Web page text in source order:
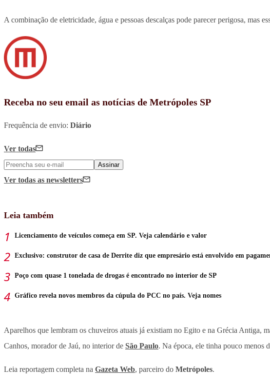
A combinação de eletricidade, água e pessoas descalças pode parecer perigosa, mas
Receba no seu email as notícias de Metrópoles SP
Frequência de envio: Diário
Ver todas
Assinar
Ver todas as newsletters
Leia também
Licenciamento de veículos começa em SP. Veja calendário e valor
Exclusivo: construtor de casa de Derrite diz que empresário está envolvido em
Poço com quase 1 tonelada de drogas é encontrado no interior de SP
Gráfico revela novos membros da cúpula do PCC no país. Veja nomes
Aparelhos que lembram os chuveiros atuais já existiam no Egito e na Grécia Antiga,
Canhos, morador de Jaú, no interior de São Paulo. Na época, ele tinha pouco menos
Leia reportagem completa na Gazeta Web, parceiro do Metrópoles.